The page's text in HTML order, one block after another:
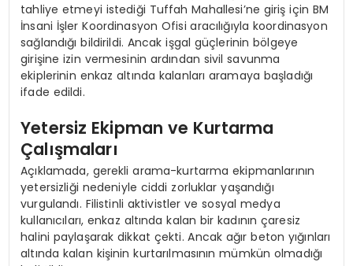
tahliye etmeyi istediği Tuffah Mahallesi’ne giriş için BM
İnsani İşler Koordinasyon Ofisi aracılığıyla koordinasyon
sağlandığı bildirildi. Ancak işgal güçlerinin bölgeye
girişine izin vermesinin ardından sivil savunma
ekiplerinin enkaz altında kalanları aramaya başladığı
ifade edildi.
Yetersiz Ekipman ve Kurtarma
Çalışmaları
Açıklamada, gerekli arama-kurtarma ekipmanlarının
yetersizliği nedeniyle ciddi zorluklar yaşandığı
vurgulandı. Filistinli aktivistler ve sosyal medya
kullanıcıları, enkaz altında kalan bir kadının çaresiz
halini paylaşarak dikkat çekti. Ancak ağır beton yığınları
altında kalan kişinin kurtarılmasının mümkün olmadığı